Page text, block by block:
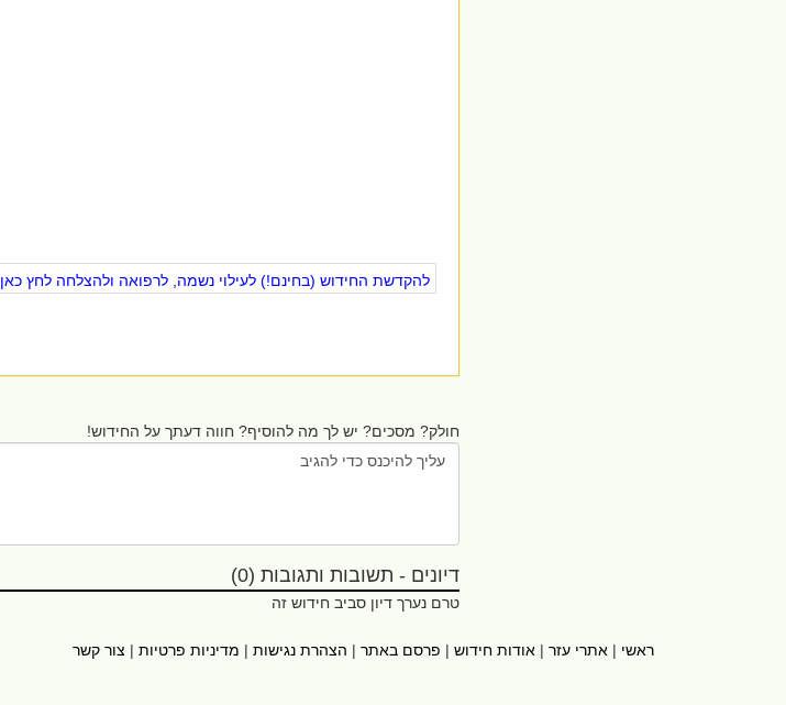
להקדשת החידוש (בחינם!) לעילוי נשמה, לרפואה ולהצלחה לחץ כאן
חולק? מסכים? יש לך מה להוסיף? חווה דעתך על החידוש!
דיונים - תשובות ותגובות (0)
טרם נערך דיון סביב חידוש זה
ראשי | אתרי עזר | אודות חידוש | פרסם באתר | הצהרת נגישות | מדיניות פרטיות | צור קשר